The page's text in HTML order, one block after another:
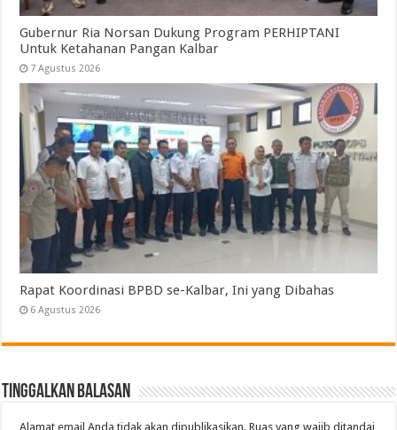
Gubernur Ria Norsan Dukung Program PERHIPTANI
Untuk Ketahanan Pangan Kalbar
7 Agustus 2026
Rapat Koordinasi BPBD se-Kalbar, Ini yang Dibahas
6 Agustus 2026
Tinggalkan Balasan
Alamat email Anda tidak akan dipublikasikan. Ruas yang wajib ditandai